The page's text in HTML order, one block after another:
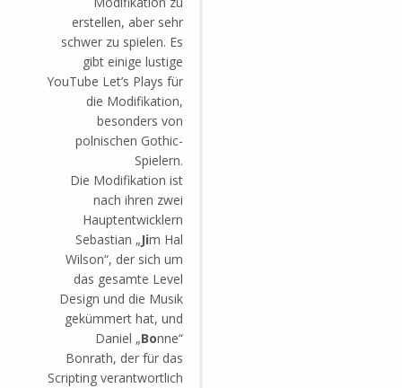
erstellen, aber sehr
schwer zu spielen. Es
gibt einige lustige
YouTube Let’s Plays für
die Modifikation,
besonders von
polnischen Gothic-
Spielern.
Die Modifikation ist
nach ihren zwei
Hauptentwicklern
Sebastian „Jim Hal
Wilson“, der sich um
das gesamte Level
Design und die Musik
gekümmert hat, und
Daniel „Bonne“
Bonrath, der für das
Scripting verantwortlich